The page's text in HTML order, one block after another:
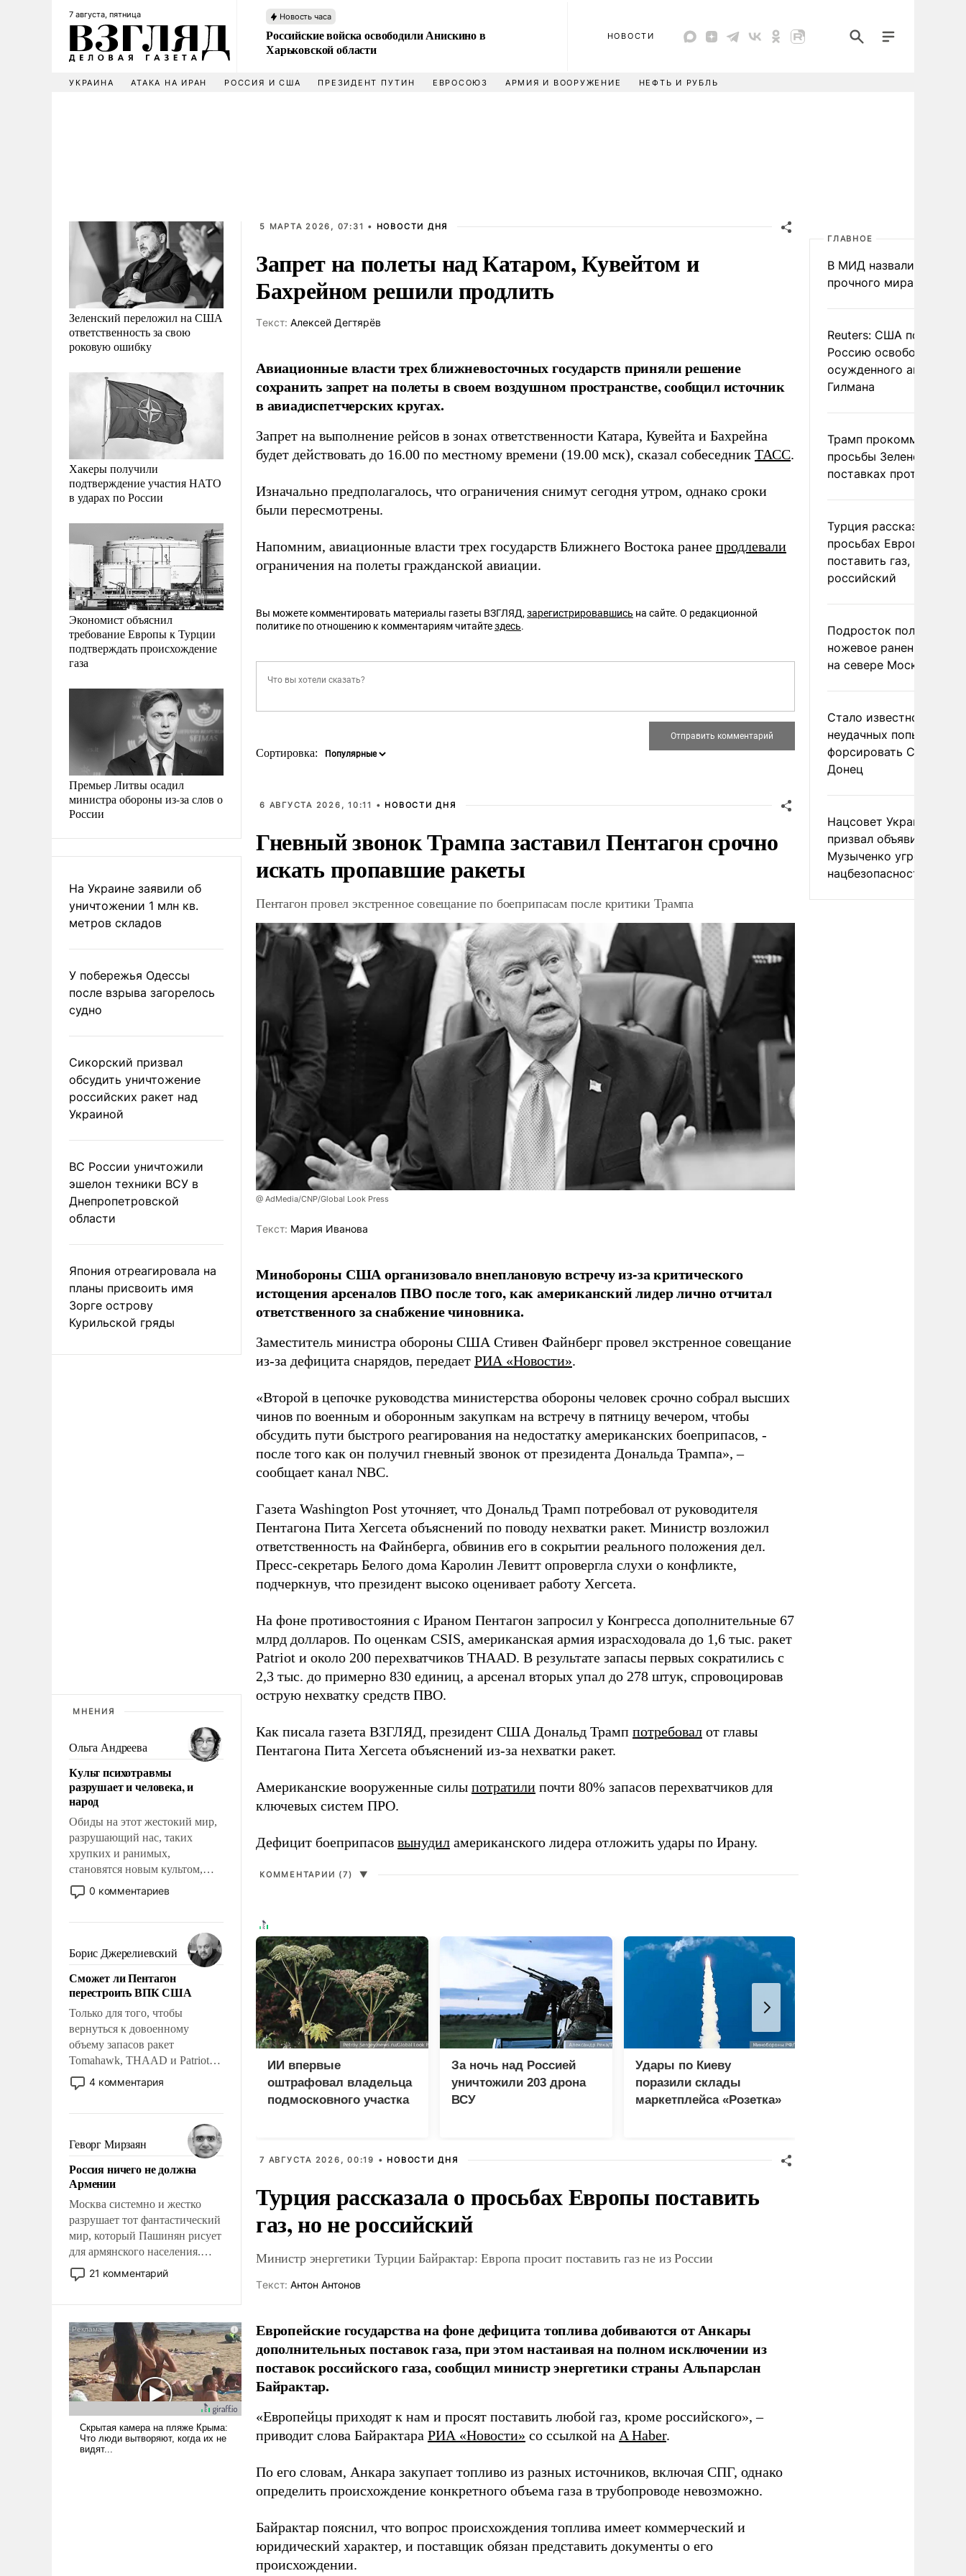
7 августа, пятница Новость часа
Российские войска освободили Анискино в
Харьковской области
НОВОСТИ
УКРАИНА АТАКА НА ИРАН РОССИЯ И США ПРЕЗИДЕНТ ПУТИН ЕВРОСОЮЗ АРМИЯ И ВООРУЖЕНИЕ НЕФТЬ И РУБЛЬ
Зеленский переложил на США
ответственность за свою
роковую ошибку
Хакеры получили
подтверждение участия НАТО
в ударах по России
Экономист объяснил
требование Европы к Турции
подтверждать происхождение
газа
Премьер Литвы осадил
министра обороны из-за слов о
России
На Украине заявили об
уничтожении 1 млн кв.
метров складов
У побережья Одессы
после взрыва загорелось
судно
Сикорский призвал
обсудить уничтожение
российских ракет над
Украиной
ВС России уничтожили
эшелон техники ВСУ в
Днепропетровской
области
Япония отреагировала на
планы присвоить имя
Зорге острову
Курильской гряды
МНЕНИЯ
Ольга Андреева
Культ психотравмы
разрушает и человека, и
народ
Обиды на этот жестокий мир,
разрушающий нас, таких
хрупких и ранимых,
становятся новым культом,
постепенно вытесняя и
отменяя традиционное
мужественным и твердым под
ударами судьбы, брать на себя
ответственность, помогать
слабым, идти вперед и
адаптироваться.
0 комментариев
Борис Джерелиевский
Сможет ли Пентагон
перестроить ВПК США
Только для того, чтобы
вернуться к довоенному
объему запасов ракет
Tomahawk, THAAD и Patriot
США потребуется более трех
лет. Даже небольшая война с
Сложившаяся ситуация
означает многолетний период
уязвимости США, например,
перед Китаем.
4 комментария
Геворг Мирзаян
Россия ничего не должна
Армении
Москва системно и жестко
разрушает тот фантастический
мир, который Пашинян рисует
для армянского населения.
Мир, где политические
прожекты будут безусловно
налогоплательщиков и где
Еревану за свои поступки не
нужно отвечать.
21 комментарий
5 МАРТА 2026, 07:31 • НОВОСТИ ДНЯ
Запрет на полеты над Катаром, Кувейтом и
Бахрейном решили продлить
Tекст: Алексей Дегтярёв
Авиационные власти трех ближневосточных государств приняли решение
сохранить запрет на полеты в своем воздушном пространстве, сообщил источник
в авиадиспетчерских кругах.
Запрет на выполнение рейсов в зонах ответственности Катара, Кувейта и Бахрейна
будет действовать до 16.00 по местному времени (19.00 мск), сказал собеседник ТАСС.
Изначально предполагалось, что ограничения снимут сегодня утром, однако сроки
были пересмотрены.
Напомним, авиационные власти трех государств Ближнего Востока ранее продлевали
ограничения на полеты гражданской авиации.
Вы можете комментировать материалы газеты ВЗГЛЯД, зарегистрировавшись на сайте. О редакционной
политике по отношению к комментариям читайтездесь.
Сортировка:
6 АВГУСТА 2026, 10:11 • НОВОСТИ ДНЯ
Гневный звонок Трампа заставил Пентагон срочно
искать пропавшие ракеты
Пентагон провел экстренное совещание по боеприпасам после критики Трампа
@ AdMedia/CNP/Global Look Press
Tекст: Мария Иванова
Минобороны США организовало внеплановую встречу из-за критического
истощения арсеналов ПВО после того, как американский лидер лично отчитал
ответственного за снабжение чиновника.
Заместитель министра обороны США Стивен Файнберг провел экстренное совещание
из-за дефицита снарядов, передает РИА «Новости».
«Второй в цепочке руководства министерства обороны человек срочно собрал высших
чинов по военным и оборонным закупкам на встречу в пятницу вечером, чтобы
обсудить пути быстрого реагирования на недостатку американских боеприпасов, -
после того как он получил гневный звонок от президента Дональда Трампа», –
сообщает канал NBC.
Газета Washington Post уточняет, что Дональд Трамп потребовал от руководителя
Пентагона Пита Хегсета объяснений по поводу нехватки ракет. Министр возложил
ответственность на Файнберга, обвинив его в сокрытии реального положения дел.
Пресс-секретарь Белого дома Каролин Левитт опровергла слухи о конфликте,
подчеркнув, что президент высоко оценивает работу Хегсета.
На фоне противостояния с Ираном Пентагон запросил у Конгресса дополнительные 67
млрд долларов. По оценкам CSIS, американская армия израсходовала до 1,6 тыс. ракет
Patriot и около 200 перехватчиков THAAD. В результате запасы первых сократились с
2,3 тыс. до примерно 830 единиц, а арсенал вторых упал до 278 штук, спровоцировав
острую нехватку средств ПВО.
Как писала газета ВЗГЛЯД, президент США Дональд Трамп потребовал от главы
Пентагона Пита Хегсета объяснений из-за нехватки ракет.
Американские вооруженные силы потратили почти 80% запасов перехватчиков для
ключевых систем ПРО.
Дефицит боеприпасов вынудил американского лидера отложить удары по Ирану.
КОММЕНТАРИИ (7) ▼
ИИ впервые
оштрафовал владельца
подмосковного участка
За ночь над Россией
уничтожили 203 дрона
ВСУ
Удары по Киеву
поразили склады
маркетплейса «Розетка»
7 АВГУСТА 2026, 00:19 • НОВОСТИ ДНЯ
Турция рассказала о просьбах Европы поставить
газ, но не российский
Министр энергетики Турции Байрактар: Европа просит поставить газ не из России
Tекст: Антон Антонов
Европейские государства на фоне дефицита топлива добиваются от Анкары
дополнительных поставок газа, при этом настаивая на полном исключении из
поставок российского газа, сообщил министр энергетики страны Альпарслан
Байрактар.
«Европейцы приходят к нам и просят поставить любой газ, кроме российского», –
приводит слова Байрактара РИА «Новости» со ссылкой на A Haber.
По его словам, Анкара закупает топливо из разных источников, включая СПГ, однако
определить происхождение конкретного объема газа в трубопроводе невозможно.
Байрактар пояснил, что вопрос происхождения топлива имеет коммерческий и
юридический характер, и поставщик обязан представить документы о его
происхождении.
ГЛАВНОЕ
В МИД назвали условия
прочного мира на
Reuters: США
Россию освободить
осужденного
Гилмана
Трамп
просьбы Зеленского о
поставках
Турция рассказала о
просьбах Европы
поставить газ, но не
российский
Подросток получил
ножевое ранение в
на севере Москвы
Стало известно о
неудачных попытках
форсировать
Донец
Нацсовет Украины по
призвал объявить
Музыченко угрозой
нацбезопасности